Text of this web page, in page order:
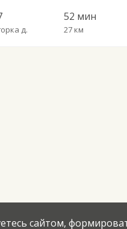
д.
52 мин
27 км
сайтом,